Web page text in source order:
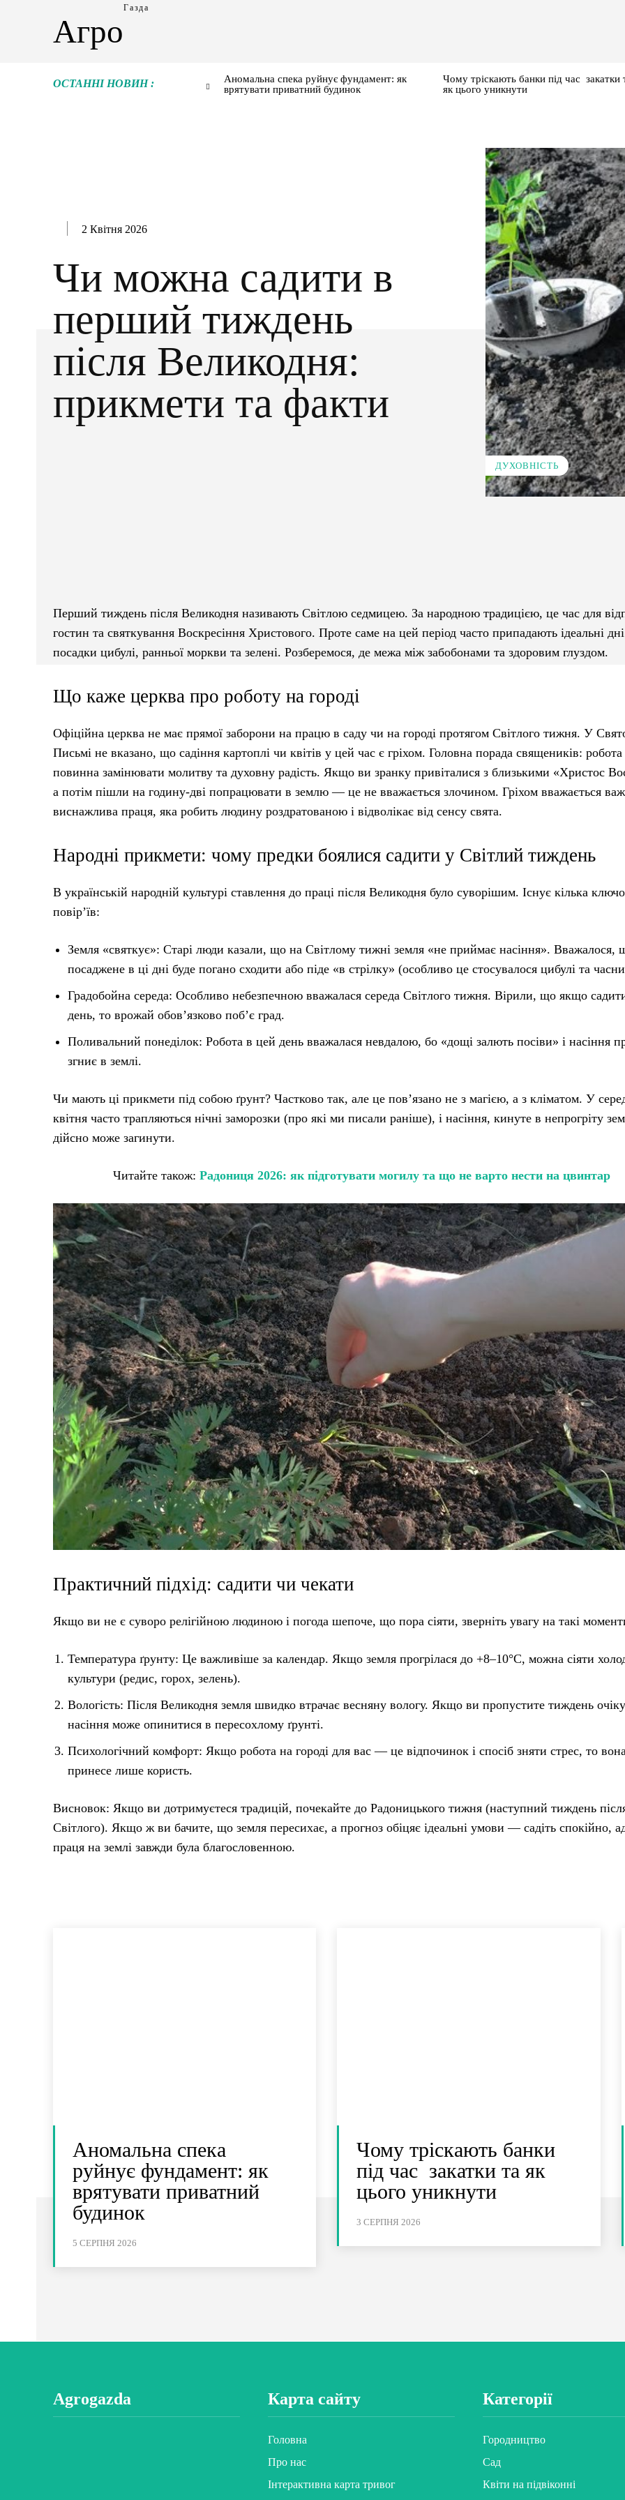
Агро
Газда
ОСТАННІ НОВИН :
Аномальна спека руйнує фундамент: як
врятувати приватний будинок
Чому тріскають банки під час закатки
як цього уникнути
2 Квітня 2026
Чи можна садити в
перший тиждень
після Великодня:
прикмети та факти
ДУХОВНІСТЬ
Перший тиждень після Великодня називають Світлою седмицею. За народною традицією, це час для
гостин та святкування Воскресіння Христового. Проте саме на цей період часто припадають ідеальні
посадки цибулі, ранньої моркви та зелені. Розберемося, де межа між забобонами та здоровим глуздом.
Що каже церква про роботу на городі
Офіційна церква не має прямої заборони на працю в саду чи на городі протягом Світлого тижня. У
Письмі не вказано, що садіння картоплі чи квітів у цей час є гріхом. Головна порада священиків:
повинна замінювати молитву та духовну радість. Якщо ви зранку привіталися з близькими «Христос
а потім пішли на годину-дві попрацювати в землю — це не вважається злочином. Гріхом вважається
виснажлива праця, яка робить людину роздратованою і відволікає від сенсу свята.
Народні прикмети: чому предки боялися садити у Світлий тиждень
В українській народній культурі ставлення до праці після Великодня було суворішим. Існує кілька
повір’їв:
Земля «святкує»: Старі люди казали, що на Світлому тижні земля «не приймає насіння». Вважалося,
посаджене в ці дні буде погано сходити або піде «в стрілку» (особливо це стосувалося цибулі та
Градобойна середа: Особливо небезпечною вважалася середа Світлого тижня. Вірили, що якщо
день, то врожай обов’язково поб’є град.
Поливальний понеділок: Робота в цей день вважалася невдалою, бо «дощі залють посіви» і насіння
згниє в землі.
Чи мають ці прикмети під собою ґрунт? Частково так, але це пов’язано не з магією, а з кліматом. У
квітня часто трапляються нічні заморозки (про які ми писали раніше), і насіння, кинуте в непрогріту
дійсно може загинути.
Читайте також: Радониця 2026: як підготувати могилу та що не варто нести на цвинтар
Практичний підхід: садити чи чекати
Якщо ви не є суворо релігійною людиною і погода шепоче, що пора сіяти, зверніть увагу на такі
Температура ґрунту: Це важливіше за календар. Якщо земля прогрілася до +8–10°C, можна сіяти
культури (редис, горох, зелень).
Вологість: Після Великодня земля швидко втрачає весняну вологу. Якщо ви пропустите тиждень
насіння може опинитися в пересохлому ґрунті.
Психологічний комфорт: Якщо робота на городі для вас — це відпочинок і спосіб зняти стрес, то
принесе лише користь.
Висновок: Якщо ви дотримуєтеся традицій, почекайте до Радоницького тижня (наступний тиждень
Світлого). Якщо ж ви бачите, що земля пересихає, а прогноз обіцяє ідеальні умови — садіть спокійно,
праця на землі завжди була благословенною.
Аномальна спека
руйнує фундамент: як
врятувати приватний
будинок
5 СЕРПНЯ 2026
Чому тріскають банки
під час закатки та як
цього уникнути
3 СЕРПНЯ 2026
Agrogazda Карта сайту
Головна
Про нас
Інтерактивна карта тривог
Категорії
Городництво
Сад
Квіти на підвіконні